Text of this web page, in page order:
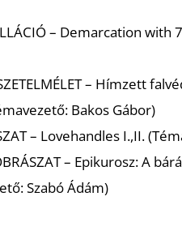
– Demarcation with
– Hímzett
Bakos Gábor)
– Lovehandles I.,II.
– Epikurosz: A
Szabó Ádám)